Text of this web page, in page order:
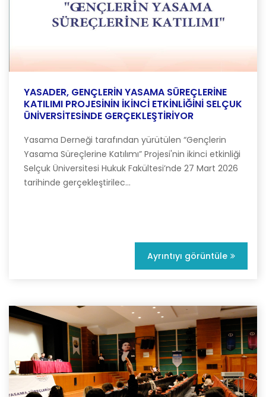
YASADER, GENÇLERİN YASAMA SÜREÇLERİNE
KATILIMI PROJESİNİN İKİNCİ ETKİNLİĞİNİ SELÇUK
ÜNİVERSİTESİNDE GERÇEKLEŞTİRİYOR
Yasama Derneği tarafından yürütülen “Gençlerin
Yasama Süreçlerine Katılımı” Projesi'nin ikinci etkinliği
Selçuk Üniversitesi Hukuk Fakültesi’nde 27 Mart 2026
tarihinde gerçekleştirilec...
Ayrıntıyı görüntüle